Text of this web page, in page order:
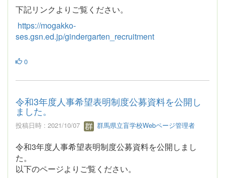
下記リンクよりご覧ください。
https://mogakko-
ses.gsn.ed.jp/gindergarten_recruitment
0
令和3年度人事希望表明制度公募資料を公開し
ました。
投稿日時 : 2021/10/07 群馬県立盲学校Webページ管理者
令和3年度人事希望表明制度公募資料を公開しまし
た。
以下のページよりご覧ください。